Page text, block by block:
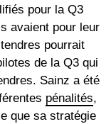
pour la Q3
avaient pour leur
pourrait
de la Q3 qui
Sainz a été
pénalités,
que sa stratégie